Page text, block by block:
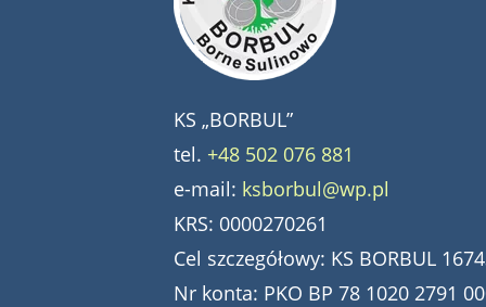
KS „BORBUL”
tel. +48 502 076 881
e-mail: ksborbul@wp.pl
KRS: 0000270261
Cel szczegółowy: KS BORBUL
Nr konta: PKO BP 78 1020 2791